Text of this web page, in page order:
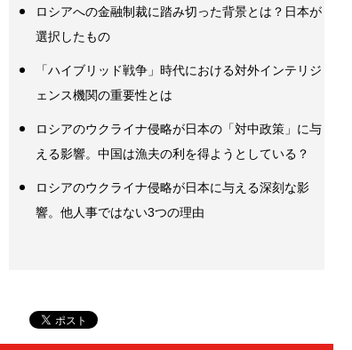
ロシアへの金融制裁に踏み切った背景とは？日本が
選択したもの
「ハイブリッド戦争」時代における対外インテリジ
ェンス機関の重要性とは
ロシアのウクライナ侵略が日本の「対中政策」に与
える影響。中国は漁夫の利を得ようとしている？
ロシアのウクライナ侵略が日本に与える深刻な影
響。他人事ではない3つの理由